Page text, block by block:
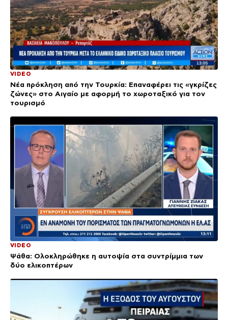
VIDEO
Νέα πρόκληση από την Τουρκία: Επαναφέρει τις «γκρίζες
ζώνες» στο Αιγαίο με αφορμή το χωροταξικό για τον
τουρισμό
VIDEO
Ψάθα: Ολοκληρώθηκε η αυτοψία στα συντρίμμια των
δύο ελικοπτέρων